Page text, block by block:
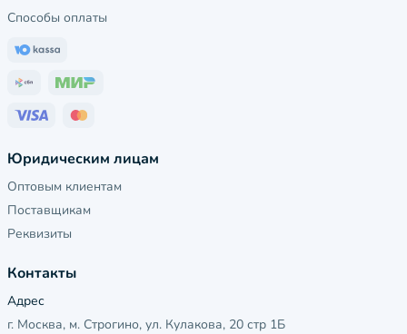
Способы оплаты
Юридическим лицам
Оптовым клиентам
Поставщикам
Реквизиты
Контакты
Адрес
г. Москва, м. Строгино, ул. Кулакова, 20 стр 1Б